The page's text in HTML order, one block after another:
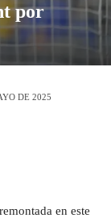
por
DE 2025
en este